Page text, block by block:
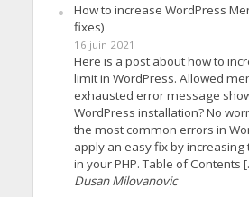
How to increase WordPress
fixes)
16 juin 2021
Here is a post about how to
limit in WordPress. Allowed
exhausted error message
WordPress installation? No
the most common errors in
apply an easy fix by
in your PHP. Table of Contents
Dusan Milovanovic